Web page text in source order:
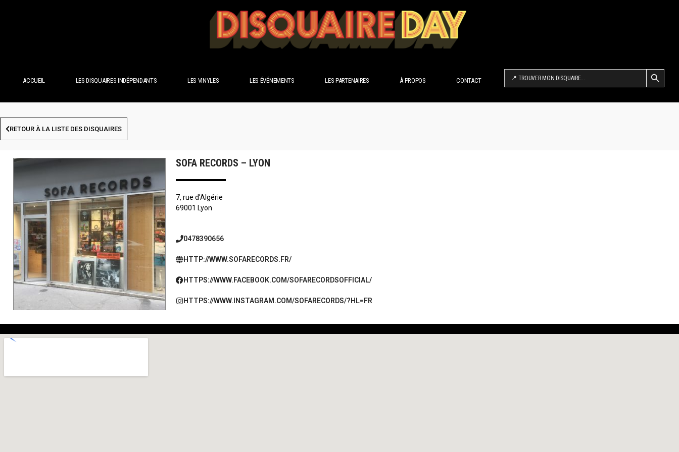
ACCUEIL LES DISQUAIRES INDÉPENDANTS LES VINYLES LES ÉVÉNEMENTS LES PARTENAIRES À PROPOS CONTACT
Search
for:
SEARCH BUTTON
RETOUR À LA LISTE DES DISQUAIRES
SOFA RECORDS – LYON
7, rue d’Algérie
69001 Lyon
0478390656
HTTP://WWW.SOFARECORDS.FR/
HTTPS://WWW.FACEBOOK.COM/SOFARECORDSOFFICIAL/
HTTPS://WWW.INSTAGRAM.COM/SOFARECORDS/?HL=FR